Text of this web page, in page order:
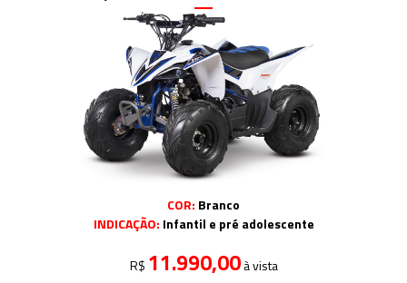
COR: Branco
INDICAÇÃO: Infantil e pré adolescente
R$ 11.990,00à vista